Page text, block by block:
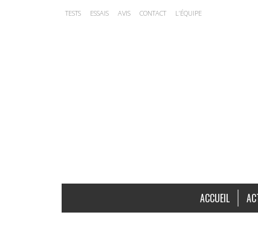
TESTS ESSAIS AVIS CONTACT L’ÉQUIPE
ACCUEIL